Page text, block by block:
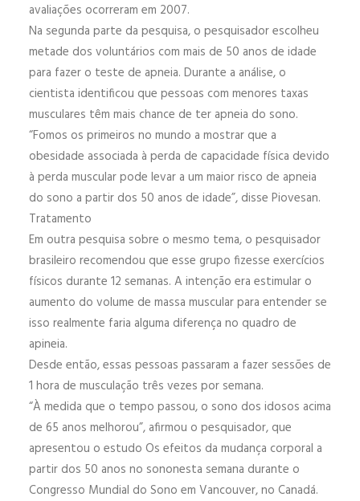
avaliações ocorreram em 2007.
Na segunda parte da pesquisa, o pesquisador escolheu
metade dos voluntários com mais de 50 anos de idade
para fazer o teste de apneia. Durante a análise, o
cientista identificou que pessoas com menores taxas
musculares têm mais chance de ter apneia do sono.
“Fomos os primeiros no mundo a mostrar que a
obesidade associada à perda de capacidade física devido
à perda muscular pode levar a um maior risco de apneia
do sono a partir dos 50 anos de idade”, disse Piovesan.
Tratamento
Em outra pesquisa sobre o mesmo tema, o pesquisador
brasileiro recomendou que esse grupo fizesse exercícios
físicos durante 12 semanas. A intenção era estimular o
aumento do volume de massa muscular para entender se
isso realmente faria alguma diferença no quadro de
apineia.
Desde então, essas pessoas passaram a fazer sessões de
1 hora de musculação três vezes por semana.
“À medida que o tempo passou, o sono dos idosos acima
de 65 anos melhorou”, afirmou o pesquisador, que
apresentou o estudo Os efeitos da mudança corporal a
partir dos 50 anos no sononesta semana durante o
Congresso Mundial do Sono em Vancouver, no Canadá.